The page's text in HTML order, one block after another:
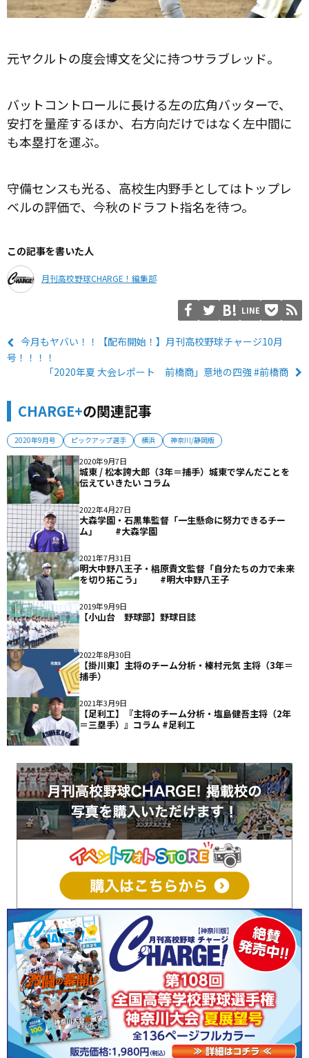
元ヤクルトの度会博文を父に持つサラブレッド。
バットコントロールに長ける左の広角バッターで、
安打を量産するほか、右方向だけではなく左中間に
も本塁打を運ぶ。
守備センスも光る、高校生内野手としてはトップレ
ベルの評価で、今秋のドラフト指名を待つ。
この記事を書いた人
月刊高校野球CHARGE！編集部
LINE
今月もヤバい！！【配布開始！】月刊高校野球チャージ10月
号！！！！
「2020年夏 大会レポート 前橋商」意地の四強 #前橋商
CHARGE+の関連記事
2020年9月号 ピックアップ選手 横浜 神奈川/静岡版
2020年9月7日
城東 / 松本誇大郎（3年＝捕手）城東で学んだことを
伝えていきたい コラム
2022年4月27日
大森学園・石黒隼監督「一生懸命に努力できるチー
ム」 #大森学園
2021年7月31日
明大中野八王子・椙原貴文監督「自分たちの力で未来
を切り拓こう」 #明大中野八王子
2019年9月9日
【小山台 野球部】野球日誌
2022年8月30日
【掛川東】主将のチーム分析・榛村元気 主将（3年＝
捕手）
2021年3月9日
【足利工】『主将のチーム分析・塩島健吾主将（2年
＝三塁手）』コラム #足利工